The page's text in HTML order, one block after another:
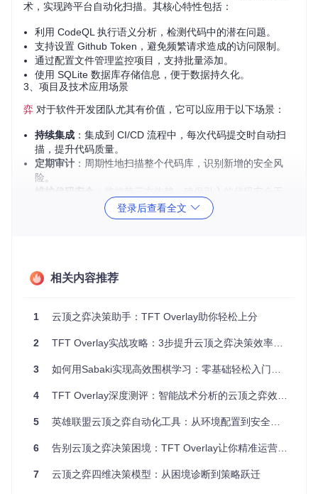
术，实现跨平台自动化扫描。其核心特性包括：
利用 CodeQL 执行语义分析，检测代码中的潜在问题。
支持设置 Github Token，避免频繁请求造成的访问限制。
通过配置文件管理监控项目，支持批量添加。
使用 SQLite 数据库存储信息，便于数据持久化。
3、项目及技术应用场景
弈 对于软件开发团队尤其有价值，它可以应用于以下场景：
持续集成 ：集成到 CI/CD 流程中，每次代码提交时自动扫
描，提升代码质量。
定期审计 ：周期性地扫描整个代码库，识别新增的安全风
险。
：尽管目前主要针对 GitHub，但可以通过修
的特色在于它的易用性和灵活性：
多语言支持：初始支持 Go 和 Java，可扩展至其他主流编
程语言。
：对于误报的结果，可以将其屏蔽，减少不必要
的干扰。
项目以避免恶意行为。
是一款强大的代码安全监控工具，尤其适合关注代码质量和
安全性的团队。随着社区的发展，它有望支持更多编程语言，
并提供更多高级功能。如果你正在寻找一种自动化的方式来增
强你的代码安全实践，那么
弈
绝对值得尝试。无论是新项目
还是现有的代码库，让弈成为你保障代码安全的新伙伴吧！
登录后查看全文
相关内容推荐
1 云顶之弈决策助手：TFT Overlay助你轻松上分
2 TFT Overlay实战攻略：3步提升云顶之弈决策效率，非技术玩家适用
3 如何用Sabaki实现高效围棋学习：零基础轻松入门的7个实用技巧
4 TFT Overlay深度测评：智能战术分析的云顶之弈效率提升解决方案
5 英雄联盟云顶之弈自动化工具：从环境配置到安全运行全指南
6 告别云顶之弈决策困境：TFT Overlay让你精准运营每一局
7 云顶之弈四维决策模型：从困境诊断到策略跃迁